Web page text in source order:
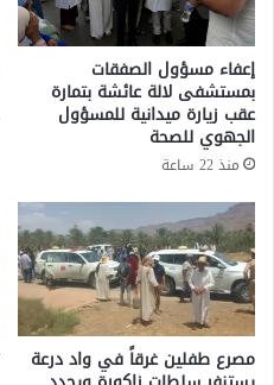
ي
ا
ت
ي
م
ت
ل
ك
ن
ح
س
ا
ب
اً
ب
ط
ا
ل
ق
ن
ي
ط
ر
ة
ف
ي
ظ
ر
و
ف
إعفاء مسؤول الصفقات
بمستشفى لالة عائشة بتمارة
عقب زيارة ميدانية للمسؤول
الجهوي للصحة
منذ 22 ساعة
مصرع طفلين غرقاً في واد درعة